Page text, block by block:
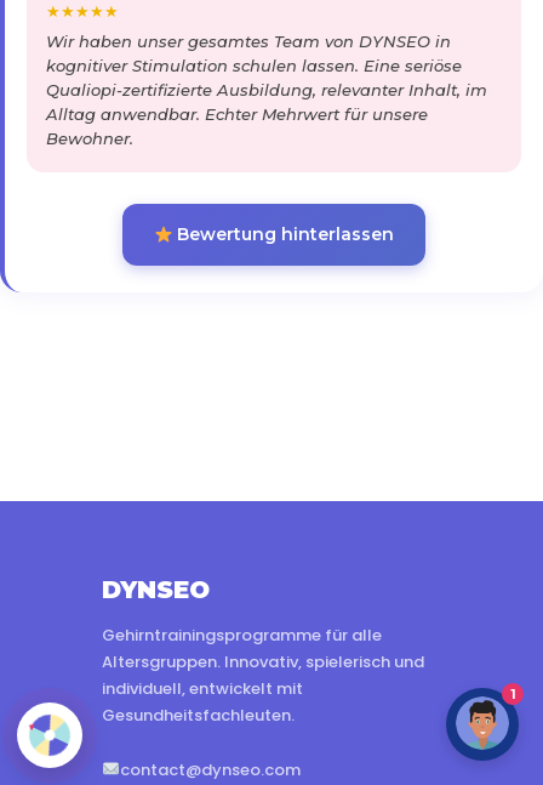
★★★★★
Wir haben unser gesamtes Team von DYNSEO in
kognitiver Stimulation schulen lassen. Eine seriöse
Qualiopi-zertifizierte Ausbildung, relevanter Inhalt, im
Alltag anwendbar. Echter Mehrwert für unsere
Bewohner.
Bewertung hinterlassen
DYNSEO
Gehirntrainingsprogramme für alle
Altersgruppen. Innovativ, spielerisch und
individuell, entwickelt mit
Gesundheitsfachleuten.
contact@dynseo.com
1